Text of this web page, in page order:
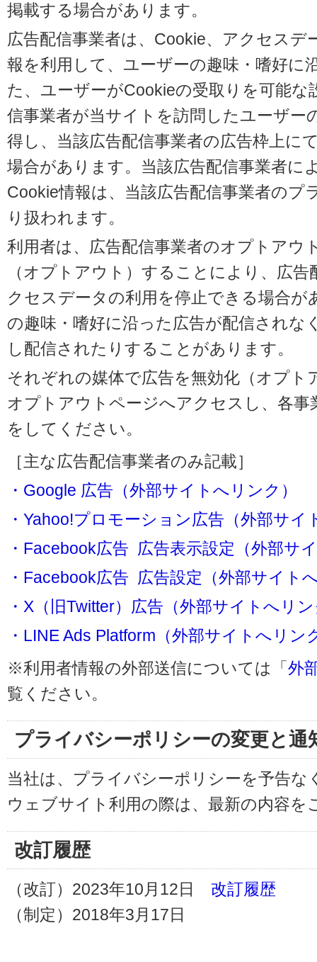
掲載する場合があります。
広告配信事業者は、Cookie、アクセスデ
報を利用して、ユーザーの趣味・嗜好に
た、ユーザーがCookieの受取りを可能
信事業者が当サイトを訪問したユーザー
得し、当該広告配信事業者の広告枠上に
場合があります。当該広告配信事業者に
Cookie情報は、当該広告配信事業者のプ
り扱われます。
利用者は、広告配信事業者のオプトアウ
（オプトアウト）することにより、広
クセスデータの利用を停止できる場合が
の趣味・嗜好に沿った広告が配信されな
し配信されたりすることがあります。
それぞれの媒体で広告を無効化（オプト
オプトアウトページへアクセスし、各
をしてください。
［主な広告配信事業者のみ記載］
・Google 広告（外部サイトへリンク）
・Yahoo!プロモーション広告（外部サイ
・Facebook広告 広告表示設定（外部サ
・Facebook広告 広告設定（外部サイト
・X（旧Twitter）広告（外部サイトへリ
・LINE Ads Platform（外部サイトへリン
※利用者情報の外部送信については「外
覧ください。
プライバシーポリシーの変更と通
当社は、プライバシーポリシーを予告
ウェブサイト利用の際は、最新の内容を
改訂履歴
（改訂）2023年10月12日 改訂履歴
（制定）2018年3月17日